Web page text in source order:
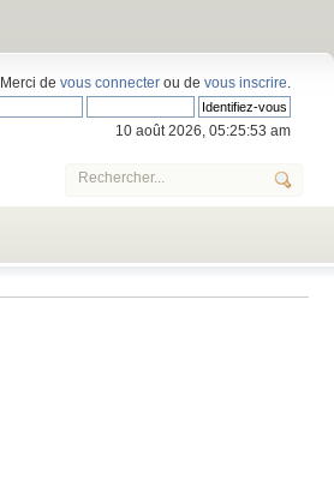
. Merci devous connecter ou devous inscrire
10 août 2026, 05:25:53 am